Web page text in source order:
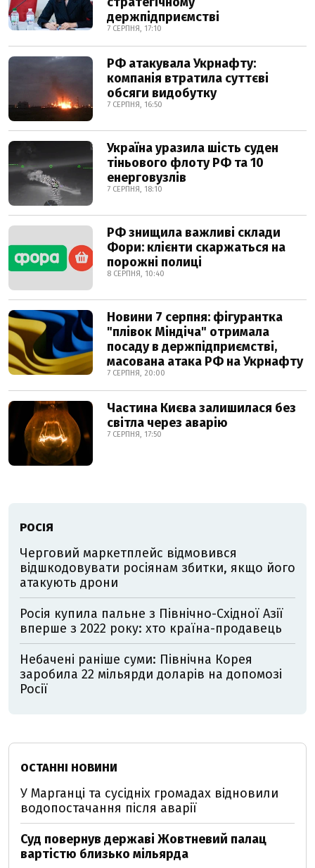
держпідприємстві
7 СЕРПНЯ, 17:10
РФ атакувала Укрнафту:
компанія втратила суттєві
обсяги видобутку
7 СЕРПНЯ, 16:50
Україна уразила шість суден
тіньового флоту РФ та 10
енерговузлів
7 СЕРПНЯ, 18:10
РФ знищила важливі склади
Фори: клієнти скаржаться на
порожні полиці
8 СЕРПНЯ, 10:40
Новини 7 серпня: фігурантка
"плівок Міндіча" отримала
посаду в держпідприємстві,
масована атака РФ на Укрнафту
7 СЕРПНЯ, 20:00
Частина Києва залишилася без
світла через аварію
7 СЕРПНЯ, 17:50
РОСІЯ
Черговий маркетплейс відмовився
відшкодовувати росіянам збитки, якщо його
атакують дрони
Росія купила пальне з Північно-Східної Азії
вперше з 2022 року: хто країна-продавець
Небачені раніше суми: Північна Корея
заробила 22 мільярди доларів на допомозі
Росії
ОСТАННІ НОВИНИ
У Марганці та сусідніх громадах відновили
водопостачання після аварії
Суд повернув державі Жовтневий палац
вартістю близько мільярда